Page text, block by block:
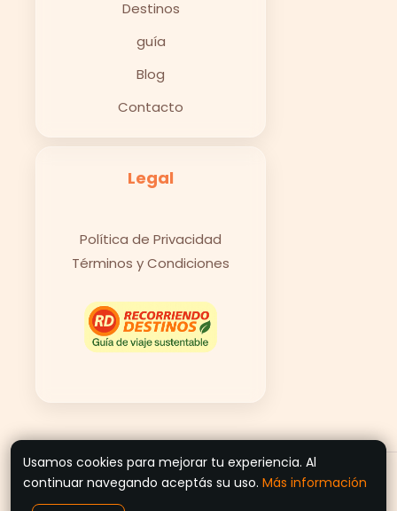
Destinos
guía
Blog
Contacto
Legal
Política de Privacidad
Términos y Condiciones
© 2026 Recorriendo Destinos
Usamos cookies para mejorar tu experiencia. Al
continuar navegando aceptás su uso. Más información